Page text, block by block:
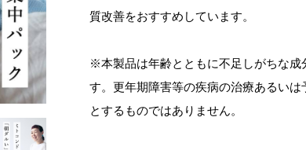
質改善をおすすめしています。
※本製品は年齢とともに不足しがちな成
す。更年期障害等の疾病の治療あるいは
とするものではありません。